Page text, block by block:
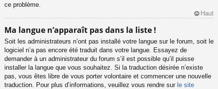
ce problème.
Haut
Ma langue n’apparaît pas dans la liste !
Soit les administrateurs n’ont pas installé votre langue sur le forum, soit le
logiciel n’a pas encore été traduit dans votre langue. Essayez de
demander à un administrateur du forum s’il est possible qu’il puisse
installer la langue que vous souhaitez. Si la traduction désirée n’existe
pas, vous êtes libre de vous porter volontaire et commencer une nouvelle
traduction. Pour plus d’informations, veuillez vous rendre sur le site